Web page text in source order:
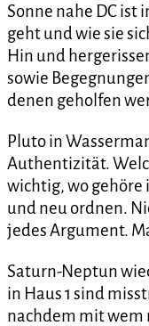
Sonne nahe DC ist
geht und wie sie
Hin und
sowie
denen geholfen
Pluto in
Authentizität.
wichtig, wo gehöre
und neu ordnen.
jedes Argument.
Saturn-Neptun
in Haus 1 sind
nachdem mit wem